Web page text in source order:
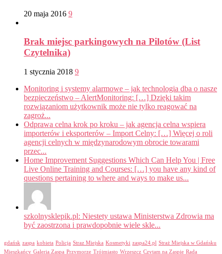
20 maja 2016 9
Brak miejsc parkingowych na Pilotów (List
Czytelnika)
1 stycznia 2018 9
Monitoring i systemy alarmowe – jak technologia dba o nasze
bezpieczeństwo – AlertMonitoring: […] Dzięki takim
rozwiązaniom użytkownik może nie tylko reagować na
zagroż...
Odprawa celna krok po kroku – jak agencja celna wspiera
importerów i eksporterów – Import Celny: […] Więcej o roli
agencji celnych w międzynarodowym obrocie towarami
przec...
Home Improvement Suggestions Which Can Help You | Free
Live Online Training and Courses: […] you have any kind of
questions pertaining to where and ways to make us...
szkolnysklepik.pl: Niestety ustawa Ministerstwa Zdrowia ma
być zaostrzona i prawdopobnie wiele skle...
gdańsk zaspa kobieta Policja Straz Miejska Kosmetyki zaspa24.pl Straż Miejska w Gdańsku
Mieszkańcy Galeria Zaspa Przymorze Trójmiasto Wrzeszcz Czytam na Zaspie Rada